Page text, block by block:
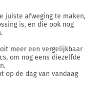
juiste afweging te maken,
is, en die ook nog
meer een vergelijkbaar
om nog eens diezelfde
op de dag van vandaag